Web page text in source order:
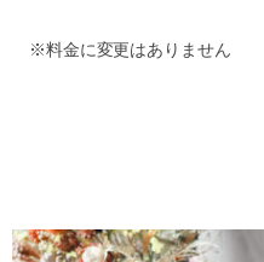
※料金に変更はありません